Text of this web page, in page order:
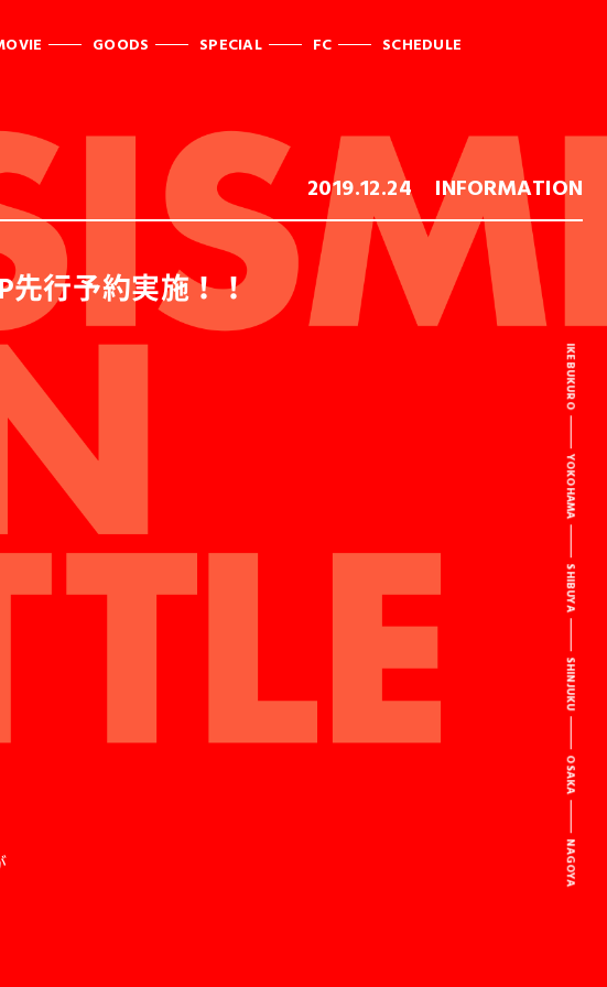
GOODS SPECIAL FC SCHEDULE
2019.12.24 INFORMATION
行予約実施！！
IKEBUKURO
YOKOHAMA
SHIBUYA
SHINJUKU
OSAKA
NAGOYA